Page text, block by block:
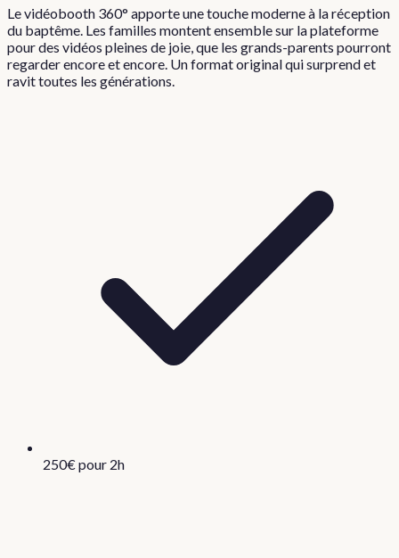
Le vidéobooth 360° apporte une touche moderne à la réception
du baptême. Les familles montent ensemble sur la plateforme
pour des vidéos pleines de joie, que les grands-parents pourront
regarder encore et encore. Un format original qui surprend et
ravit toutes les générations.
250€ pour 2h